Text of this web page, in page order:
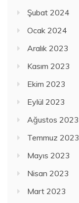
Şubat 2024
Ocak 2024
Aralık 2023
Kasım 2023
Ekim 2023
Eylül 2023
Ağustos 2023
Temmuz 2023
Mayıs 2023
Nisan 2023
Mart 2023